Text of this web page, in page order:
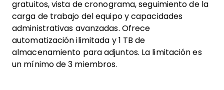
gratuitos, vista de cronograma, seguimiento de la
carga de trabajo del equipo y capacidades
administrativas avanzadas. Ofrece
automatización ilimitada y 1 TB de
almacenamiento para adjuntos. La limitación es
un mínimo de 3 miembros.